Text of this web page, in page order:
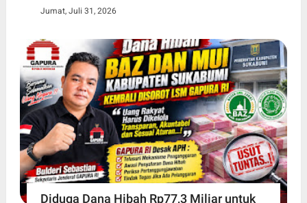
Jumat, Juli 31, 2026
Diduga Dana Hibah Rp77,3 Miliar untuk